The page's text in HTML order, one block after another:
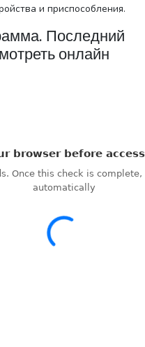
и приспособления.
Последний
онлайн